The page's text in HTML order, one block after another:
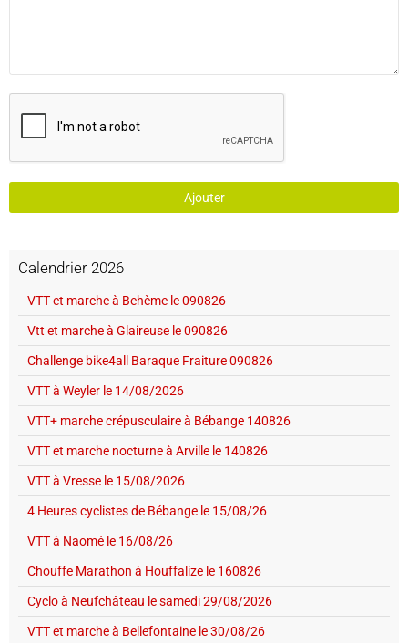
Ajouter
Calendrier 2026
VTT et marche à Behème le 090826
Vtt et marche à Glaireuse le 090826
Challenge bike4all Baraque Fraiture 090826
VTT à Weyler le 14/08/2026
VTT+ marche crépusculaire à Bébange 140826
VTT et marche nocturne à Arville le 140826
VTT à Vresse le 15/08/2026
4 Heures cyclistes de Bébange le 15/08/26
VTT à Naomé le 16/08/26
Chouffe Marathon à Houffalize le 160826
Cyclo à Neufchâteau le samedi 29/08/2026
VTT et marche à Bellefontaine le 30/08/26